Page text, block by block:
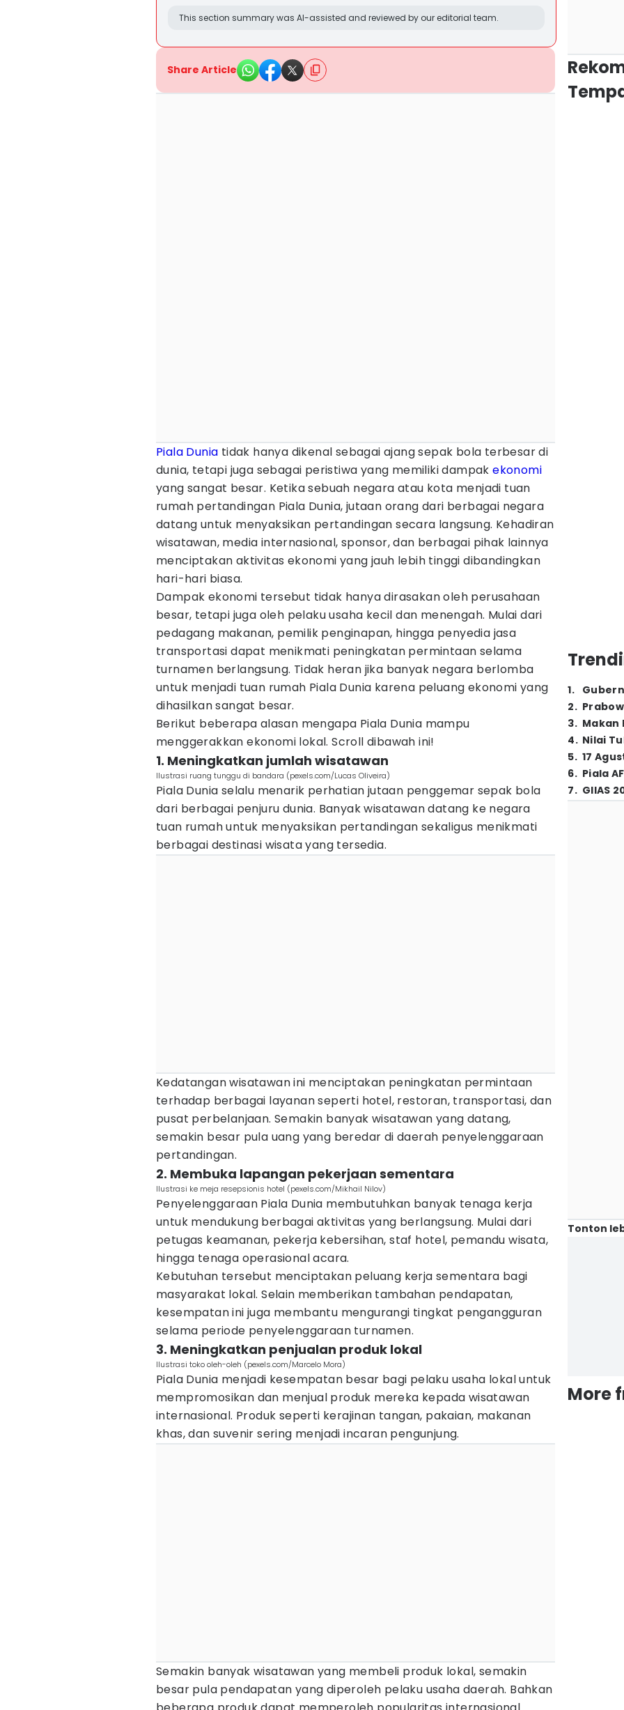
This section summary was AI-assisted and reviewed by our editorial team.
Share Article
Piala Dunia tidak hanya dikenal sebagai ajang sepak bola terbesar di
dunia, tetapi juga sebagai peristiwa yang memiliki dampakekonomi
yang sangat besar. Ketika sebuah negara atau kota menjadi tuan
rumah pertandingan Piala Dunia, jutaan orang dari berbagai negara
datang untuk menyaksikan pertandingan secara langsung. Kehadiran
wisatawan, media internasional, sponsor, dan berbagai pihak lainnya
menciptakan aktivitas ekonomi yang jauh lebih tinggi dibandingkan
hari-hari biasa.
Dampak ekonomi tersebut tidak hanya dirasakan oleh perusahaan
besar, tetapi juga oleh pelaku usaha kecil dan menengah. Mulai dari
pedagang makanan, pemilik penginapan, hingga penyedia jasa
transportasi dapat menikmati peningkatan permintaan selama
turnamen berlangsung. Tidak heran jika banyak negara berlomba
untuk menjadi tuan rumah Piala Dunia karena peluang ekonomi yang
dihasilkan sangat besar.
Berikut beberapa alasan mengapa Piala Dunia mampu
menggerakkan ekonomi lokal. Scroll dibawah ini!
1. Meningkatkan jumlah wisatawan
Ilustrasi ruang tunggu di bandara (pexels.com/Lucas Oliveira)
Piala Dunia selalu menarik perhatian jutaan penggemar sepak bola
dari berbagai penjuru dunia. Banyak wisatawan datang ke negara
tuan rumah untuk menyaksikan pertandingan sekaligus menikmati
berbagai destinasi wisata yang tersedia.
Kedatangan wisatawan ini menciptakan peningkatan permintaan
terhadap berbagai layanan seperti hotel, restoran, transportasi, dan
pusat perbelanjaan. Semakin banyak wisatawan yang datang,
semakin besar pula uang yang beredar di daerah penyelenggaraan
pertandingan.
2. Membuka lapangan pekerjaan sementara
Ilustrasi ke meja resepsionis hotel (pexels.com/Mikhail Nilov)
Penyelenggaraan Piala Dunia membutuhkan banyak tenaga kerja
untuk mendukung berbagai aktivitas yang berlangsung. Mulai dari
petugas keamanan, pekerja kebersihan, staf hotel, pemandu wisata,
hingga tenaga operasional acara.
Kebutuhan tersebut menciptakan peluang kerja sementara bagi
masyarakat lokal. Selain memberikan tambahan pendapatan,
kesempatan ini juga membantu mengurangi tingkat pengangguran
selama periode penyelenggaraan turnamen.
3. Meningkatkan penjualan produk lokal
Ilustrasi toko oleh-oleh (pexels.com/Marcelo Mora)
Piala Dunia menjadi kesempatan besar bagi pelaku usaha lokal untuk
mempromosikan dan menjual produk mereka kepada wisatawan
internasional. Produk seperti kerajinan tangan, pakaian, makanan
khas, dan suvenir sering menjadi incaran pengunjung.
Semakin banyak wisatawan yang membeli produk lokal, semakin
besar pula pendapatan yang diperoleh pelaku usaha daerah. Bahkan
1.
2.
3. Makan
4. Nilai
5. 17
6. Piala
7. GIIAS
Tonton
More